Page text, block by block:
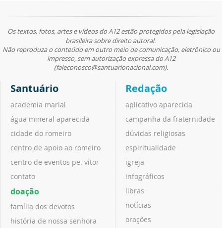
Os textos, fotos, artes e vídeos do A12 estão protegidos pela legislação
brasileira sobre direito autoral.
Não reproduza o conteúdo em outro meio de comunicação, eletrônico ou
impresso, sem autorização expressa do A12
(faleconosco@santuarionacional.com).
Santuário
academia marial
água mineral aparecida
cidade do romeiro
centro de apoio ao romeiro
centro de eventos pe. vitor
contato
doação
família dos devotos
história de nossa senhora
Redação
aplicativo aparecida
campanha da fraternidade
dúvidas religiosas
espiritualidade
igreja
infográficos
libras
notícias
orações